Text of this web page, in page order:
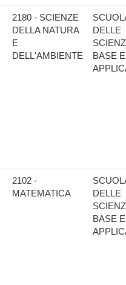
2180 - SCIENZE
DELLA NATURA
E
DELL'AMBIENTE
DELLE
BASE E
2102 -
MATEMATICA
DELLE
BASE E